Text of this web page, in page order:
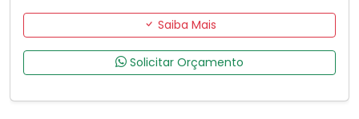
Saiba Mais
Solicitar Orçamento